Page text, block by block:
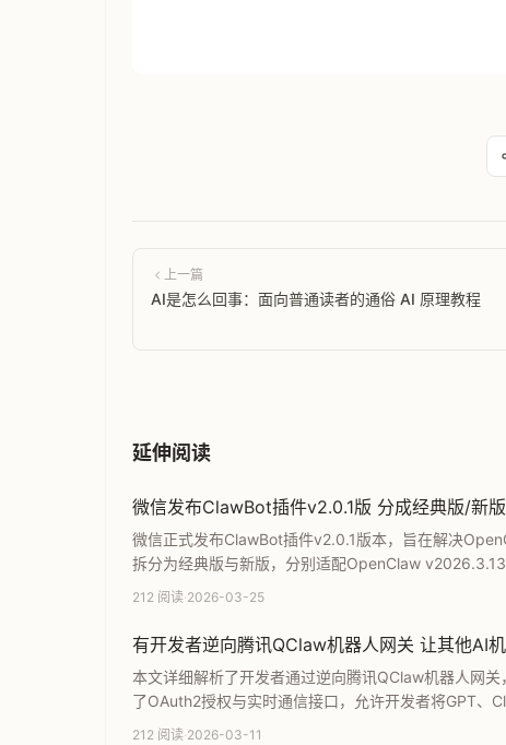
上一篇
AI是怎么回事：面向普通读者的通俗 AI 原理教程
延伸阅读
微信发布ClawBot插件v2.0.1版 分成经典版/新
微信正式发布ClawBot插件v2.0.1版本，旨在解决
拆分为经典版与新版，分别适配OpenClaw
升级前需准确核对内核版本号，以确保插件稳定运行并
212 阅读·2026-03-25
有开发者逆向腾讯QClaw机器人网关 让其他AI
本文详细解析了开发者通过逆向腾讯QClaw机器人网
了OAuth2授权与实时通信接口，允许开发者将GPT、
传统微信机器人接口受限及账号封禁风险。
212 阅读·2026-03-11